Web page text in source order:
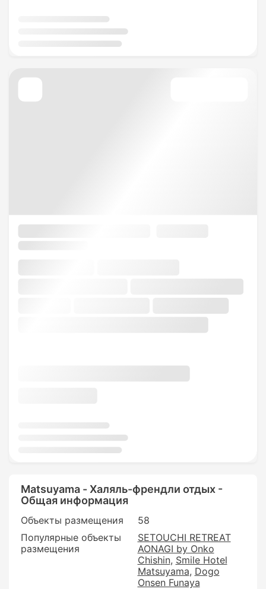
Matsuyama - Халяль-френдли отдых -
Общая информация
Объекты размещения
58
Популярные объекты
размещения
SETOUCHI RETREAT
AONAGI by Onko
Chishin Smile Hotel
Matsuyama Dogo
Onsen Funaya